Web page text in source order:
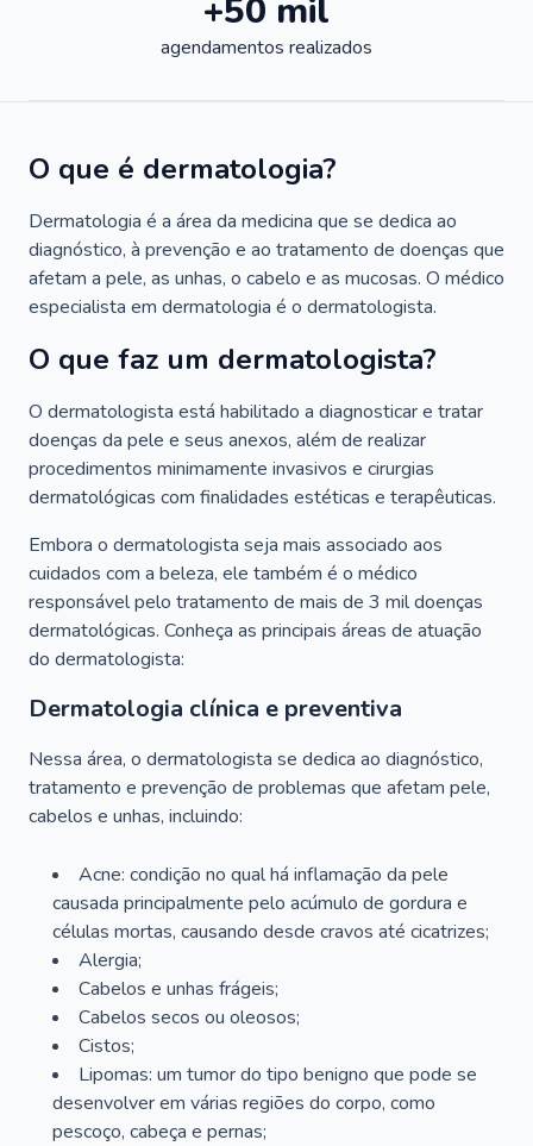
+50 mil
agendamentos realizados
O que é dermatologia?
Dermatologia é a área da medicina que se dedica ao
diagnóstico, à prevenção e ao tratamento de doenças que
afetam a pele, as unhas, o cabelo e as mucosas. O médico
especialista em dermatologia é o dermatologista.
O que faz um dermatologista?
O dermatologista está habilitado a diagnosticar e tratar
doenças da pele e seus anexos, além de realizar
procedimentos minimamente invasivos e cirurgias
dermatológicas com finalidades estéticas e terapêuticas.
Embora o dermatologista seja mais associado aos
cuidados com a beleza, ele também é o médico
responsável pelo tratamento de mais de 3 mil doenças
dermatológicas. Conheça as principais áreas de atuação
do dermatologista:
Dermatologia clínica e preventiva
Nessa área, o dermatologista se dedica ao diagnóstico,
tratamento e prevenção de problemas que afetam pele,
cabelos e unhas, incluindo:
Acne: condição no qual há inflamação da pele
causada principalmente pelo acúmulo de gordura e
células mortas, causando desde cravos até cicatrizes;
Alergia;
Cabelos e unhas frágeis;
Cabelos secos ou oleosos;
Cistos;
Lipomas: um tumor do tipo benigno que pode se
desenvolver em várias regiões do corpo, como
pescoço, cabeça e pernas;